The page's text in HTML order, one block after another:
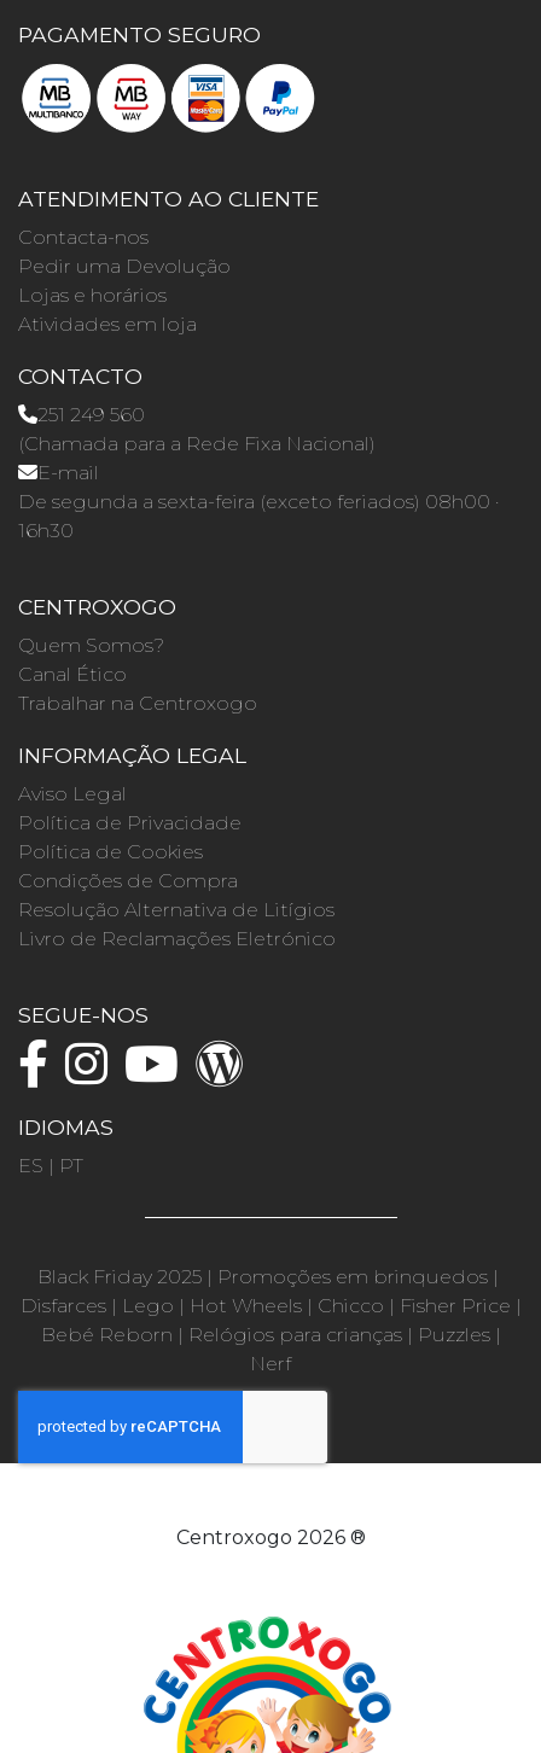
PAGAMENTO SEGURO
ATENDIMENTO AO CLIENTE
Contacta-nos
Pedir uma Devolução
Lojas e horários
Atividades em loja
CONTACTO
251 249 560
(Chamada para a Rede Fixa Nacional)
E-mail
De segunda a sexta-feira (exceto feriados) 08h00 ·
16h30
CENTROXOGO
Quem Somos?
Canal Ético
Trabalhar na Centroxogo
INFORMAÇÃO LEGAL
Aviso Legal
Política de Privacidade
Política de Cookies
Condições de Compra
Resolução Alternativa de Litígios
Livro de Reclamações Eletrónico
SEGUE-NOS
IDIOMAS
ES | PT
Black Friday 2025 | Promoções em brinquedos |
Disfarces| Lego | Hot Wheels| Chicco | Fisher Price |
Bebé Reborn | Relógios para crianças| Puzzles|
Nerf
Centroxogo 2026 ®